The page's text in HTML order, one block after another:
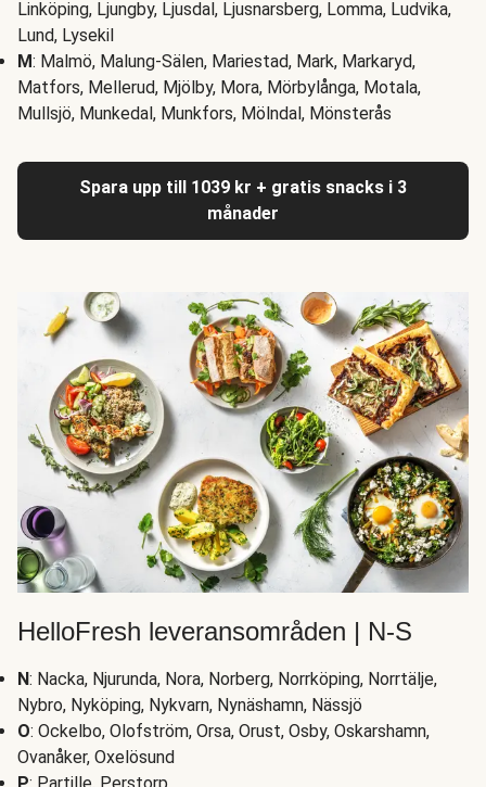
Linköping, Ljungby, Ljusdal, Ljusnarsberg, Lomma, Ludvika,
Lund, Lysekil
M: Malmö, Malung-Sälen, Mariestad, Mark, Markaryd,
Matfors, Mellerud, Mjölby, Mora, Mörbylånga, Motala,
Mullsjö, Munkedal, Munkfors, Mölndal, Mönsterås
Spara upp till 1039 kr + gratis snacks i 3
månader
HelloFresh leveransområden | N-S
N: Nacka, Njurunda, Nora, Norberg, Norrköping, Norrtälje,
Nybro, Nyköping, Nykvarn, Nynäshamn, Nässjö
O: Ockelbo, Olofström, Orsa, Orust, Osby, Oskarshamn,
Ovanåker, Oxelösund